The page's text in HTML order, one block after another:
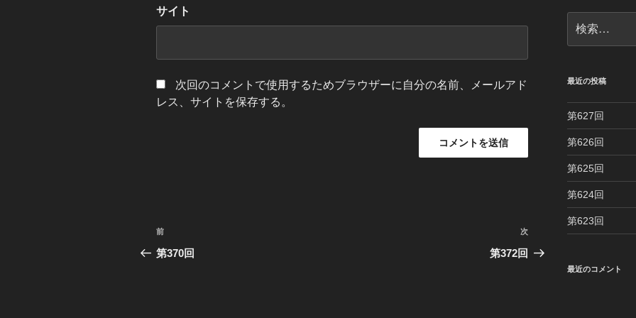
サイト
次回のコメントで使用するためブラウザーに自分の名前、メールアド
レス、サイトを保存する。
投
稿
前
の
前
第370回
次
の
次
第372回
索:
最近の投稿
第627回
第626回
第625回
第624回
第623回
最近のコメント